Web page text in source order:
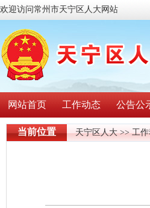
欢迎访问常州市天宁区人大网站
网站首页 工作动态 公告公
当前位置 天宁区人大>>工